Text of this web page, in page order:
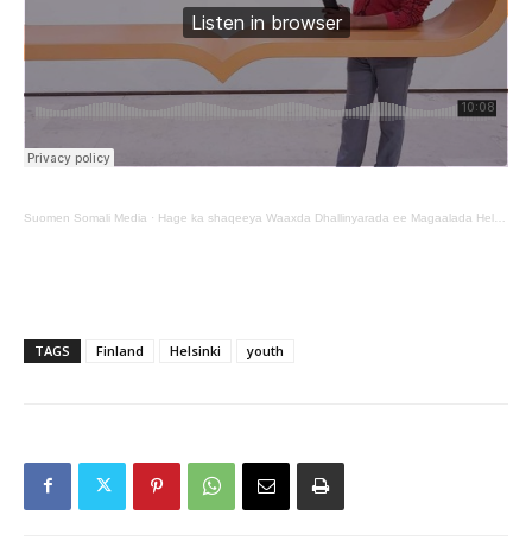
Suomen Somali Media · Hage ka shaqeeya Waaxda Dhallinyarada ee Magaalada Helsinki oo u waramay SUomen Somali Media
TAGS Finland Helsinki youth